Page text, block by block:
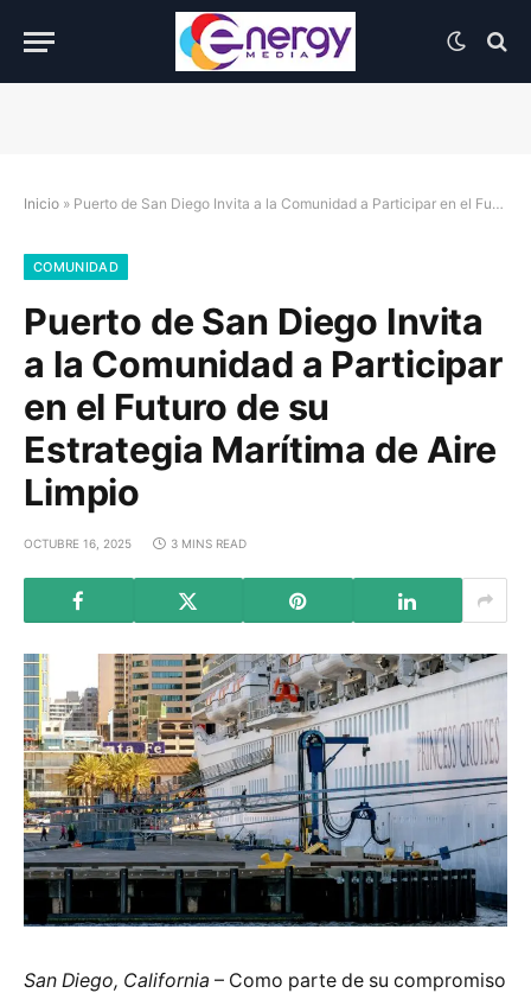
Inicio » Puerto de San Diego Invita a la Comunidad a Participar en el Futuro de su Estrategia Marítima de Aire Limpio
COMUNIDAD
Puerto de San Diego Invita
a la Comunidad a Participar
en el Futuro de su
Estrategia Marítima de Aire
Limpio
OCTUBRE 16, 2025 3 MINS READ
San Diego, California – Como parte de su compromiso